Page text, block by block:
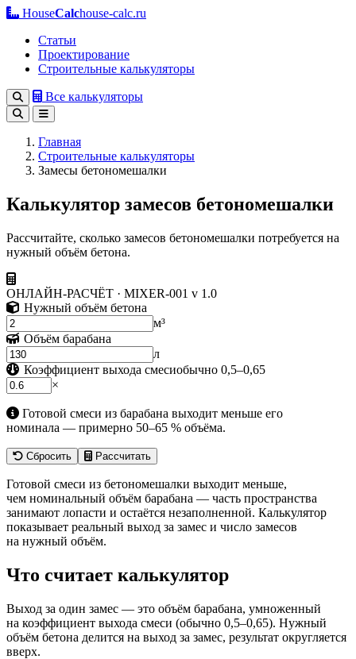
HouseCalchouse-calc.ru
Статьи
Проектирование
Строительные калькуляторы
Все калькуляторы
Главная
Строительные калькуляторы
Замесы бетономешалки
Калькулятор замесов бетономешалки
Рассчитайте, сколько замесов бетономешалки потребуется на
нужный объём бетона.
ОНЛАЙН-РАСЧЁТ · MIXER-001 v 1.0
Нужный объём бетона
м³
Объём барабана
л
Коэффициент выхода смесиобычно 0,5–0,65
×
Готовой смеси из барабана выходит меньше его
номинала — примерно 50–65 % объёма.
Сбросить Рассчитать
Готовой смеси из бетономешалки выходит меньше,
чем номинальный объём барабана — часть пространства
занимают лопасти и остаётся незаполненной. Калькулятор
показывает реальный выход за замес и число замесов
на нужный объём.
Что считает калькулятор
Выход за один замес — это объём барабана, умноженный
на коэффициент выхода смеси (обычно 0,5–0,65). Нужный
объём бетона делится на выход за замес, результат округляется
вверх.